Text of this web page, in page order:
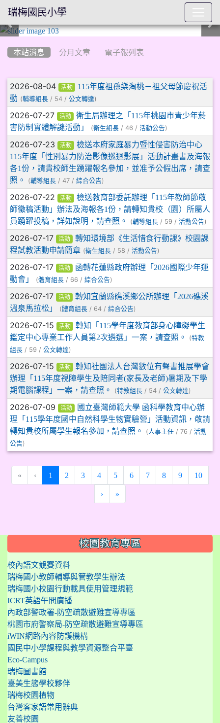
本站消息 分月文章 電子報列表
文章列表
2026-08-04 活動
115年度祖孫樂淘桃－祖父母節慶祝活
動 (輔導組長 / 54 / 公文轉達)
2026-07-27 活動
衛生局辦理之「115年桃園市青少年菸
害防制實體解謎活動」
(衛生組長 / 46 / 活動公告)
2026-07-23 活動
檢送本府家庭暴力暨性侵害防治中心
115年度「性別暴力防治影像巡迴影展」活動計畫書及海報
各1份，請貴校師生踴躍報名參加，並准予公假出席，請查
照。
(輔導組長 / 47 / 綜合公告)
2026-07-22 活動
檢送教育部委託辦理「115年教師節敬
師徵稿活動」辦法及海報各1份，請轉知貴校（園）所屬人
員踴躍投稿，詳如說明，請查照。
(輔導組長 / 59 / 活動公告)
2026-07-17 活動
轉知環境部《生活惜食行動課》校園課
程試教活動申請簡章 (衛生組長 / 58 / 活動公告)
2026-07-17 活動
函轉花蓮縣政府辦理「2026國際少年運
動會」
(體育組長 / 66 / 綜合公告)
2026-07-17 活動
轉知宜蘭縣礁溪鄉公所辦理「2026礁溪
溫泉馬拉松」
(體育組長 / 64 / 綜合公告)
2026-07-15 活動
轉知「115學年度教育部身心障礙學生
鑑定中心專業工作人員第2次遴選」一案，請查照。
(特教
組長 / 59 / 公文轉達)
2026-07-15 活動
轉知社團法人台灣數位有聲書推展學會
辦理「115年度視障學生及陪同者(家長及老師)暑期及下學
期電腦課程」一案，請查照。
(特教組長 / 54 / 公文轉達)
2026-07-09 活動
國立臺灣師範大學 函科學教育中心辦
理「115學年度國中自然科學生物實驗營」活動資訊，敬請
轉知貴校所屬學生報名參加，請查照。
( 人事主任 / 76 / 活動
公告)
« ‹ 1 (current)
2 3 4 5 6 7 8 9 10
› »
::: 校園教育專區
校內語文競賽資料
瑞梅國小教師輔導與管教學生辦法
瑞梅國小校園行動載具使用管理規範
ICRT英語午間廣播
內政部警政署-防空疏散避難宣導專區
桃園市府警察局-防空疏散避難宣導專區
iWIN網路內容防護機構
國民中小學課程與教學資源整合平臺
Eco-Campus
瑞梅圖書館
臺美生態學校夥伴
瑞梅校園植物
台灣客家語常用辭典
友善校園
瑞梅國民小學